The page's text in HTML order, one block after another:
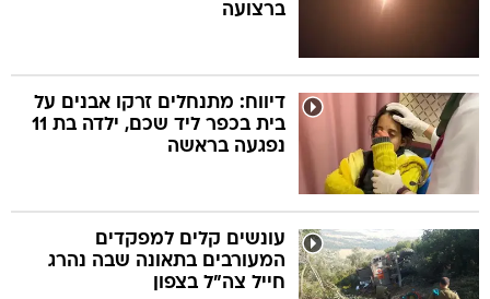
ברצועה
דיווח: מתנחלים זרקו אבנים על
בית בכפר ליד שכם, ילדה בת 11
נפגעה בראשה
עונשים קלים למפקדים
המעורבים בתאונה שבה נהרג
חייל צה"ל בצפון